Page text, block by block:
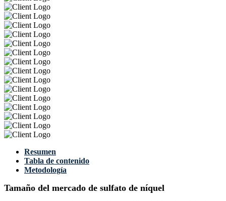
Resumen
Tabla de contenido
Metodología
Tamaño del mercado de sulfato de níquel